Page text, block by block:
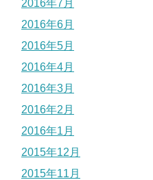
2016年7月
2016年6月
2016年5月
2016年4月
2016年3月
2016年2月
2016年1月
2015年12月
2015年11月